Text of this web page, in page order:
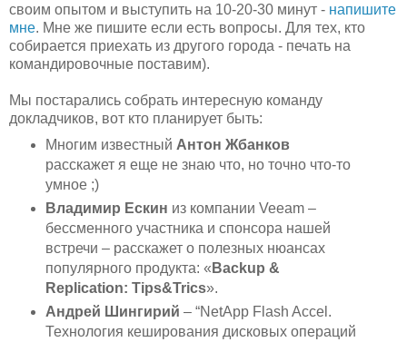
своим опытом и выступить на 10-20-30 минут - напишите
мне. Мне же пишите если есть вопросы. Для тех, кто
собирается приехать из другого города - печать на
командировочные поставим).
Мы постарались собрать интересную команду
докладчиков, вот кто планирует быть:
Многим известный Антон Жбанков
расскажет я еще не знаю что, но точно что-то
умное ;)
Владимир Ескин из компании Veeam –
бессменного участника и спонсора нашей
встречи – расскажет о полезных нюансах
популярного продукта: « Backup &
Replication: Tips&Trics».
Андрей Шингирий – “NetApp Flash Accel.
Технология кеширования дисковых операций